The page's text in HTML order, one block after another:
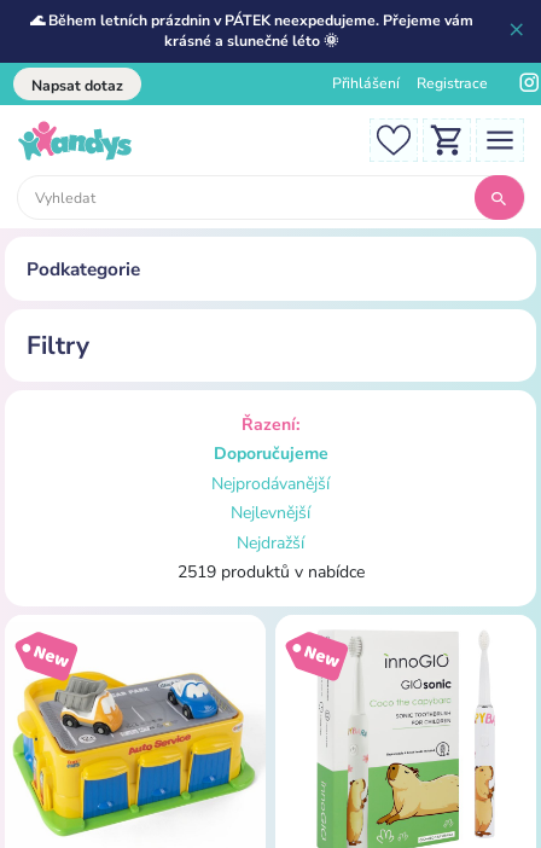
🌊 Během letních prázdnin v PÁTEK neexpedujeme. Přejeme vám
krásné a slunečné léto 🌞
Napsat dotaz Přihlášení Registrace
Podkategorie
Filtry
Řazení:
Doporučujeme
Nejprodávanější
Nejlevnější
Nejdražší
2519 produktů v nabídce